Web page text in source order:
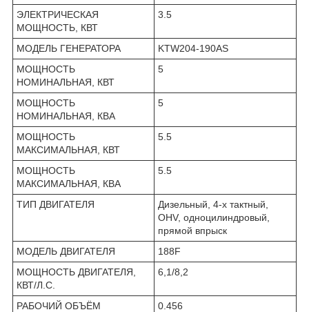
ЭЛЕКТРИЧЕСКАЯ
МОЩНОСТЬ, КВТ
3.5
МОДЕЛЬ ГЕНЕРАТОРА
KTW204-190AS
МОЩНОСТЬ
НОМИНАЛЬНАЯ, КВТ
5
МОЩНОСТЬ
НОМИНАЛЬНАЯ, КВА
5
МОЩНОСТЬ
МАКСИМАЛЬНАЯ, КВТ
5.5
МОЩНОСТЬ
МАКСИМАЛЬНАЯ, КВА
5.5
ТИП ДВИГАТЕЛЯ
Дизельный, 4-х тактный,
OHV, одноцилиндровый,
прямой впрыск
МОДЕЛЬ ДВИГАТЕЛЯ
188F
МОЩНОСТЬ ДВИГАТЕЛЯ,
КВТ/Л.С.
6,1/8,2
РАБОЧИЙ ОБЪЁМ
0.456